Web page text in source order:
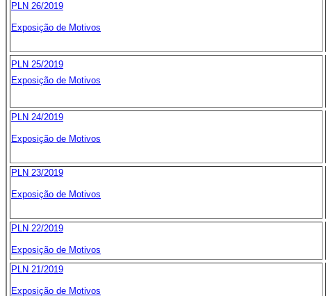
PLN 26/2019
Exposição de Motivos
PLN 25/2019
Exposição de Motivos
PLN 24/2019
Exposição de Motivos
PLN 23/2019
Exposição de Motivos
PLN 22/2019
Exposição de Motivos
PLN 21/2019
Exposição de Motivos